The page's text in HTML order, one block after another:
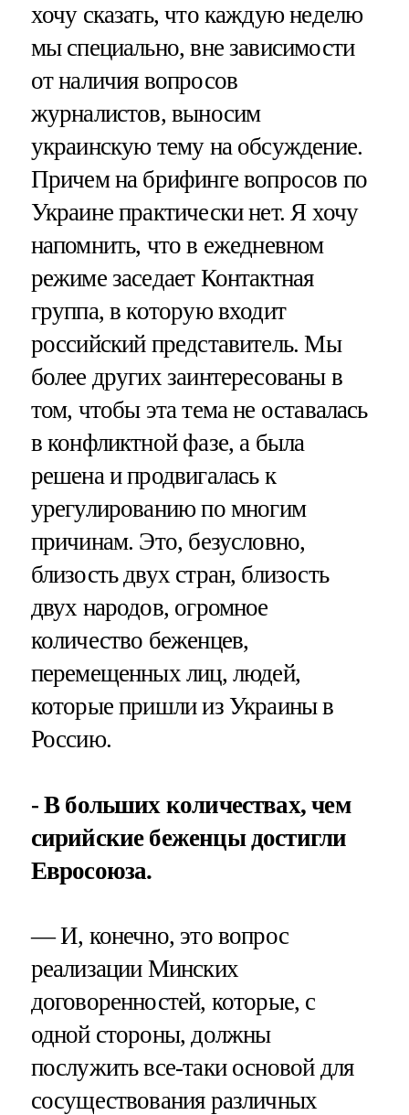
хочу сказать, что каждую неделю
мы специально, вне зависимости
от наличия вопросов
журналистов, выносим
украинскую тему на обсуждение.
Причем на брифинге вопросов по
Украине практически нет. Я хочу
напомнить, что в ежедневном
режиме заседает Контактная
группа, в которую входит
российский представитель. Мы
более других заинтересованы в
том, чтобы эта тема не оставалась
в конфликтной фазе, а была
решена и продвигалась к
урегулированию по многим
причинам. Это, безусловно,
близость двух стран, близость
двух народов, огромное
количество беженцев,
перемещенных лиц, людей,
которые пришли из Украины в
Россию.
- В больших количествах, чем
сирийские беженцы достигли
Евросоюза.
— И, конечно, это вопрос
реализации Минских
договоренностей, которые, с
одной стороны, должны
послужить все-таки основой для
сосуществования различных